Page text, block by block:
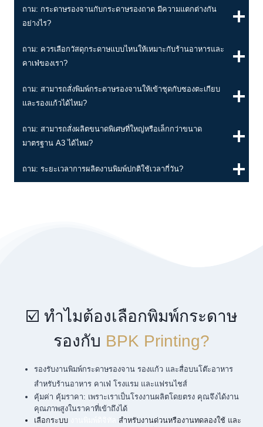
ถาม: กระดาษรองจานกับกระดาษรองถาด มีความแตกต่างกัน
อย่างไร?
ถาม: ควรเลือกวัสดุกระดาษแบบไหนให้เหมาะกับร้านอาหารและ
คาเฟ่ของเรา?
ถาม: สามารถสั่งพิมพ์กระดาษรองจานให้เข้าชุดกับซองตะเกียบ
และรองแก้วได้ไหม?
ถาม: สามารถสั่งผลิตขนาดพิเศษที่ใหญ่หรือเล็กกว่าขนาด
มาตรฐาน A3 ได้ไหม?
ถาม: ระยะเวลาการผลิตงานพิมพ์ปกติใช้เวลากี่วัน?
☑️ ทำไมต้องเลือกพิมพ์กระดาษ
รองกับ BPK Printing?
รองรับงานพิมพ์กระดาษรองจาน รองแก้ว และสื่อบนโต๊ะอาหาร
สำหรับร้านอาหาร คาเฟ่ โรงแรม และแฟรนไชส์
คุ้มค่า คุ้มราคา: เพราะเราเป็นโรงงานผลิตโดยตรง คุณจึงได้งาน
คุณภาพสูงในราคาที่เข้าถึงได้
เลือกระบบ
สำหรับงานด่วนหรืองานทดลองใช้ และ